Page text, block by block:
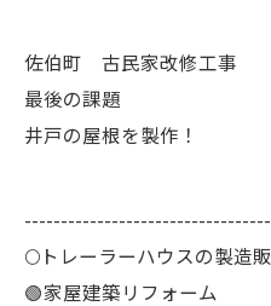
佐伯町 古民家改修工事
最後の課題
井戸の屋根を製作！
🌕️トレーラーハウスの製造
🟢家屋建築リフォーム